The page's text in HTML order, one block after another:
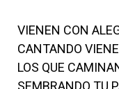
VIENEN CON
CANTANDO
LOS QUE
SEMBRANDO TU